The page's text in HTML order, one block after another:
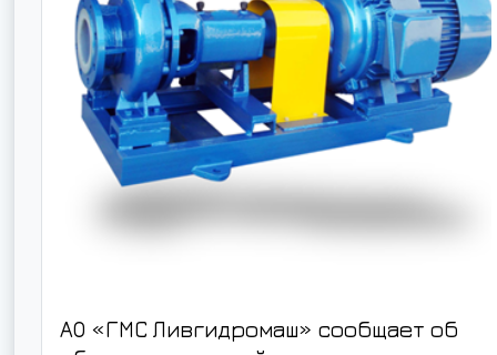
АО «ГМС Ливгидромаш» сообщает об